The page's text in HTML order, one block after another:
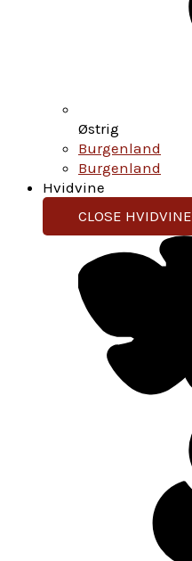
Østrig
Burgenland
Burgenland
Hvidvine
CLOSE HVIDVINE